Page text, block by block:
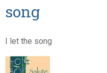
song
I let the song